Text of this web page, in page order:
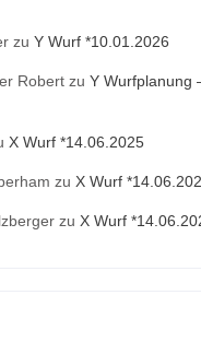
zu Y Wurf *10.01.2026
Robert zu Y Wurfplanung
X Wurf *14.06.2025
zu X Wurf
zu X Wurf